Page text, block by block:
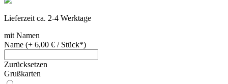
Lieferzeit ca. 2-4 Werktage
mit Namen
Name (+ 6,00 € / Stück*)
Zurücksetzen
Grußkarten